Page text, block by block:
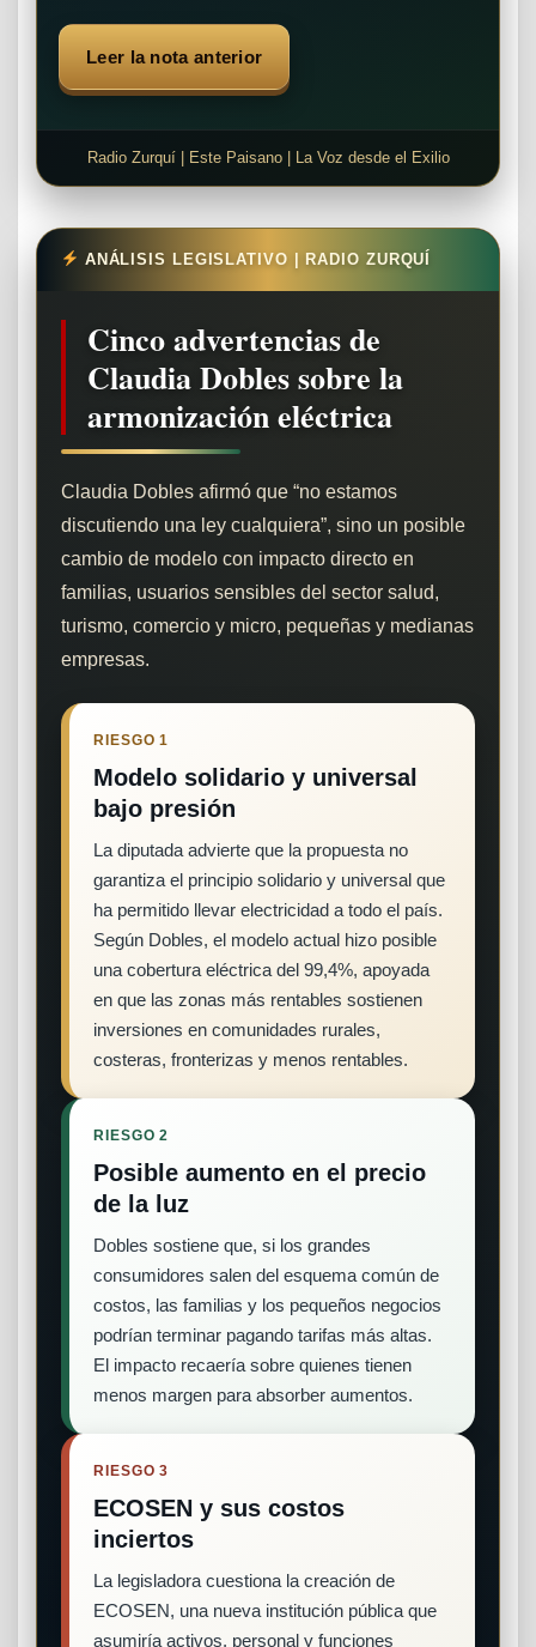
Leer la nota anterior
Radio Zurquí | Este Paisano | La Voz desde el Exilio
ANÁLISIS LEGISLATIVO | RADIO ZURQUÍ
Cinco advertencias de
Claudia Dobles sobre la
armonización eléctrica
Claudia Dobles afirmó que “no estamos
discutiendo una ley cualquiera”, sino un posible
cambio de modelo con impacto directo en
familias, usuarios sensibles del sector salud,
turismo, comercio y micro, pequeñas y medianas
empresas.
RIESGO 1
Modelo solidario y universal
bajo presión
La diputada advierte que la propuesta no
garantiza el principio solidario y universal que
ha permitido llevar electricidad a todo el país.
Según Dobles, el modelo actual hizo posible
una cobertura eléctrica del 99,4%, apoyada
en que las zonas más rentables sostienen
inversiones en comunidades rurales,
costeras, fronterizas y menos rentables.
RIESGO 2
Posible aumento en el precio
de la luz
Dobles sostiene que, si los grandes
consumidores salen del esquema común de
costos, las familias y los pequeños negocios
podrían terminar pagando tarifas más altas.
El impacto recaería sobre quienes tienen
menos margen para absorber aumentos.
RIESGO 3
ECOSEN y sus costos
inciertos
La legisladora cuestiona la creación de
ECOSEN, una nueva institución pública que
asumiría activos, personal y funciones